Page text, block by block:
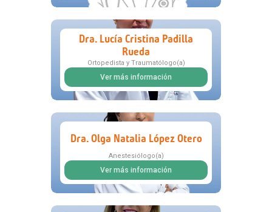
Dra. Lucía Cristina Padilla
Rueda
Ortopedista y Traumatólogo(a)
Ver más información
Dra. Olga Natalia López Otero
Anestesiólogo(a)
Ver más información